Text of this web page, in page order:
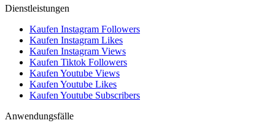
Dienstleistungen
Kaufen Instagram Followers
Kaufen Instagram Likes
Kaufen Instagram Views
Kaufen Tiktok Followers
Kaufen Youtube Views
Kaufen Youtube Likes
Kaufen Youtube Subscribers
Anwendungsfälle